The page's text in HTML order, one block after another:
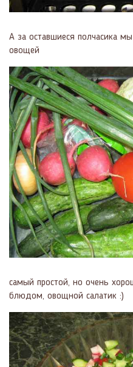
А за оставшиеся полчасика
овощей
самый простой, но очень
блюдом, овощной салатик :)